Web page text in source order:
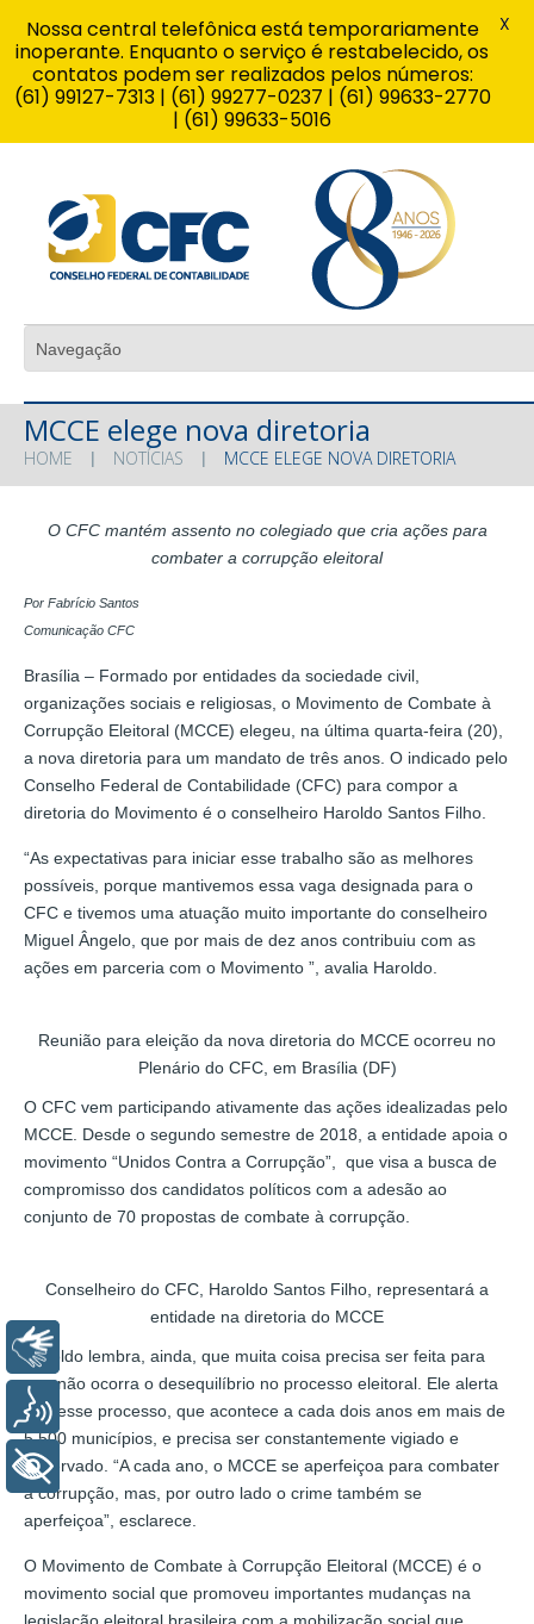
MCCE elege nova diretoria
HOME NOTÍCIAS MCCE ELEGE NOVA DIRETORIA
O CFC mantém assento no colegiado que cria ações para
combater a corrupção eleitoral
Por Fabrício Santos
Comunicação CFC
Brasília – Formado por entidades da sociedade civil,
organizações sociais e religiosas, o Movimento de Combate à
Corrupção Eleitoral (MCCE) elegeu, na última quarta-feira (20),
a nova diretoria para um mandato de três anos. O indicado pelo
Conselho Federal de Contabilidade (CFC) para compor a
diretoria do Movimento é o conselheiro Haroldo Santos Filho.
“As expectativas para iniciar esse trabalho são as melhores
possíveis, porque mantivemos essa vaga designada para o
CFC e tivemos uma atuação muito importante do conselheiro
Miguel Ângelo, que por mais de dez anos contribuiu com as
ações em parceria com o Movimento ”, avalia Haroldo.
Reunião para eleição da nova diretoria do MCCE ocorreu no
Plenário do CFC, em Brasília (DF)
O CFC vem participando ativamente das ações idealizadas pelo
MCCE. Desde o segundo semestre de 2018, a entidade apoia o
movimento “Unidos Contra a Corrupção”, que visa a busca de
compromisso dos candidatos políticos com a adesão ao
conjunto de 70 propostas de combate à corrupção.
Conselheiro do CFC, Haroldo Santos Filho, representará a
entidade na diretoria do MCCE
Haroldo lembra, ainda, que muita coisa precisa ser feita para
que não ocorra o desequilíbrio no processo eleitoral. Ele alerta
que esse processo, que acontece a cada dois anos em mais de
5.500 municípios, e precisa ser constantemente vigiado e
observado. “A cada ano, o MCCE se aperfeiçoa para combater
a corrupção, mas, por outro lado o crime também se
aperfeiçoa”, esclarece.
O Movimento de Combate à Corrupção Eleitoral (MCCE) é o
movimento social que promoveu importantes mudanças na
legislação eleitoral brasileira com a mobilização social que
Nossa central telefônica está temporariamente
inoperante. Enquanto o serviço é restabelecido, os
contatos podem ser realizados pelos números:
(61) 99127-7313 | (61) 99277-0237 | (61) 99633-2770
| (61) 99633-5016
X
Libras
Voz
+ Acessibilidade